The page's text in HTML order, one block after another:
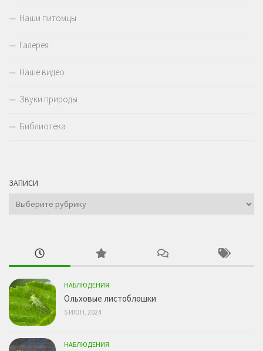
Наши питомцы
Галерея
Наше видео
Звуки природы
Библиотека
ЗАПИСИ
Записи
НАБЛЮДЕНИЯ
Ольховые листоблошки
5 ИЮН, 2024
НАБЛЮДЕНИЯ